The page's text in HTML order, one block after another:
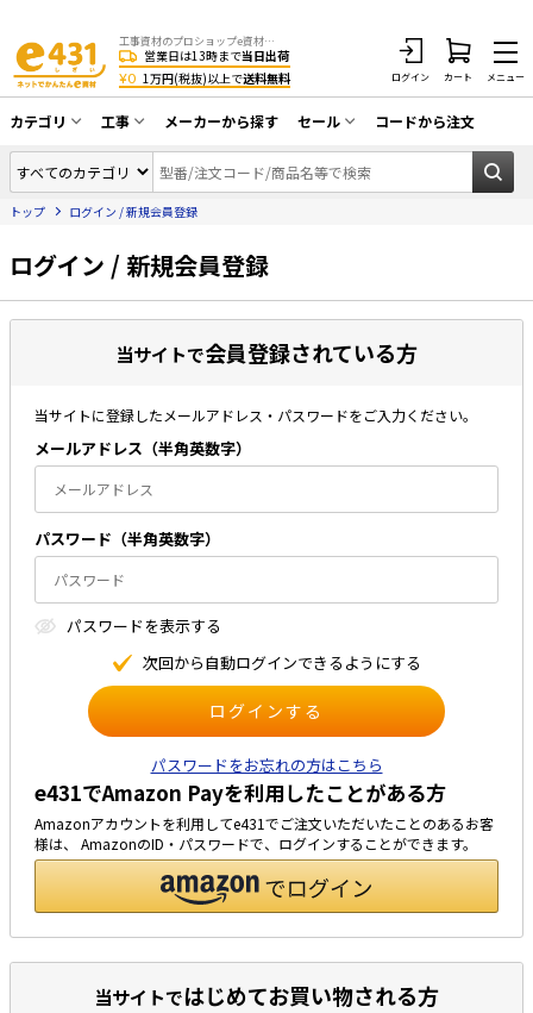
工事資材のプロショップe資材 CATV・アンテナ・防犯・光・LAN・電気・空調工事など
営業日は13時まで当日出荷
¥0 1万円(税抜)以上で送料無料 ログイン カート メニュー
カテゴリ
同軸ケーブル／テレビ用接栓／関連工具
アンテナ・取付金具・ブースター／CATV
配線補助具（モール・結束バンド・テー
プ類 他）
HDMIケーブル・周辺機器／RCAケーブル
光ファイバー・融着接続機関連
LANケーブル・コネクタ・関連資材/機器
ネットワーク機器
エアコン・換気扇・空調資材
太陽光発電ケーブル・コネクタ・関連資
材/機器
電源ケーブル／コネクタ／分電盤／ブレ
照明・照明器具
電源タップ・延長コード
スイッチ・コンセント（配線器具）
PF管/FEP管/CD管/情報線保護管
ボックス・ビニル電線管付属品・引き込
工具関連
工事
CATV・アンテナ工事
光工事・FTTH工事
エアコン・換気扇工事
防犯カメラ工事
LAN配線工事
電気配管工事
メーカーから探す セール
在庫一掃セール
コードから注文
トップ ログイン / 新規会員登録
ログイン / 新規会員登録
当サイトで会員登録されている方
当サイトに登録したメールアドレス・パスワードをご入力ください。
メールアドレス（半⾓英数字）
パスワード（半⾓英数字）
パスワードを表⽰する
次回から⾃動ログインできるようにする
パスワードをお忘れの方はこちら
e431でAmazon Payを利用したことがある方
Amazonアカウントを利用してe431でご注文いただいたことのあるお客
様は、 AmazonのID・パスワードで、ログインすることができます。
当サイトではじめてお買い物される方